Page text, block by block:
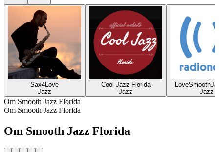
Sax4Love
Jazz
Cool Jazz Florida
Jazz
Jazz
Om Smooth Jazz Florida
Om Smooth Jazz Florida
Om Smooth Jazz Florida